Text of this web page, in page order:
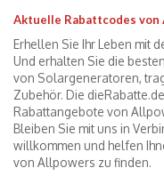
Aktuelle Rabattcodes von
Erhellen Sie Ihr Leben mit
Und erhalten Sie die
von Solargeneratoren,
Zubehör. Die
Rabattangebote von
Bleiben Sie mit uns in
willkommen und helfen
von Allpowers zu finden.